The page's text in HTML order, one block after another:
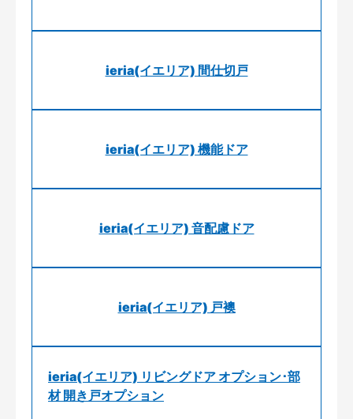
ieria(イエリア) 間仕切戸
ieria(イエリア) 機能ドア
ieria(イエリア) 音配慮ドア
ieria(イエリア) 戸襖
ieria(イエリア) リビングドア オプション･部
材 開き戸オプション